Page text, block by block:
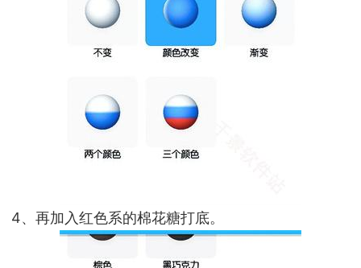
4、再加入红色系的棉花糖打底。